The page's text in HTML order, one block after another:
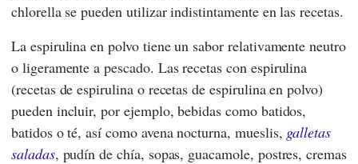
chlorella se pueden utilizar indistintamente en las recetas.
La espirulina en polvo tiene un sabor relativamente neutro
o ligeramente a pescado. Las recetas con espirulina
(recetas de espirulina o recetas de espirulina en polvo)
pueden incluir, por ejemplo, bebidas como batidos,
batidos o té, así como avena nocturna, mueslis, galletas
saladas, pudín de chía, sopas, guacamole, postres, cremas